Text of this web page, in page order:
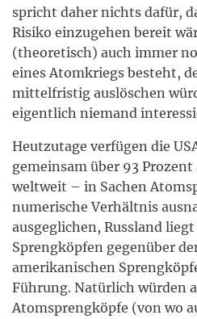
spricht daher nichts dafür,
Risiko einzugehen bereit
(theoretisch) auch immer
eines Atomkriegs besteht,
mittelfristig auslöschen
eigentlich niemand
Heutzutage verfügen die
gemeinsam über 93
weltweit – in Sachen
numerische Verhältnis
ausgeglichen, Russland
Sprengköpfen gegenüber
amerikanischen
Führung. Natürlich würden
Atomsprengköpfe (von wo